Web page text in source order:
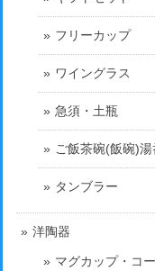
フリーカップ
ワイングラス
急須・土瓶
ご飯茶碗(飯碗)湯
タンブラー
洋陶器
マグカップ・コ